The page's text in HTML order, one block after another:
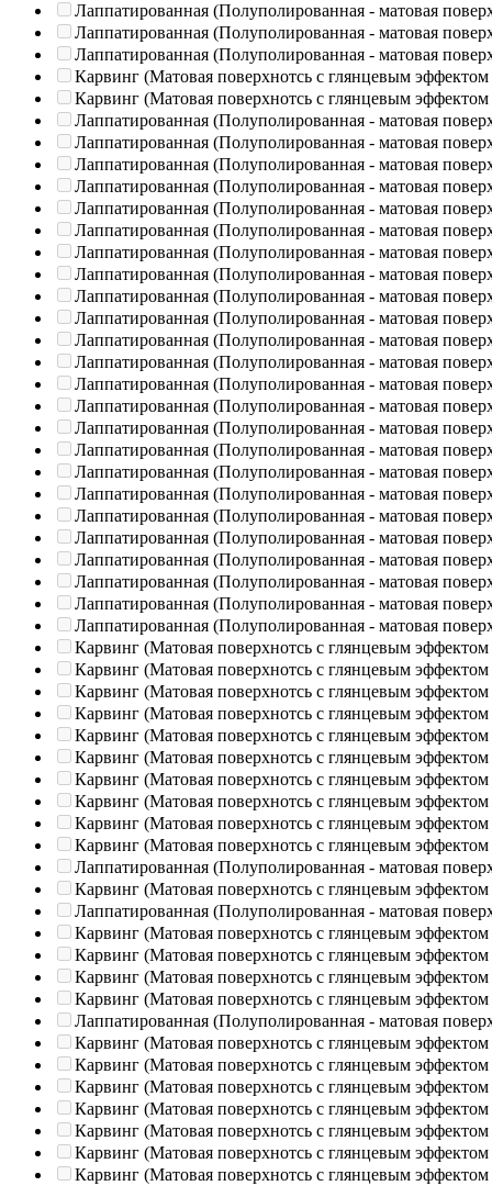
Лаппатированная (Полуполированная - матовая
Лаппатированная (Полуполированная - матовая
Лаппатированная (Полуполированная - матовая
Карвинг (Матовая поверхнотсь с глянцевым эффектом
Карвинг (Матовая поверхнотсь с глянцевым эффектом
Лаппатированная (Полуполированная - матовая
Лаппатированная (Полуполированная - матовая
Лаппатированная (Полуполированная - матовая
Лаппатированная (Полуполированная - матовая
Лаппатированная (Полуполированная - матовая
Лаппатированная (Полуполированная - матовая
Лаппатированная (Полуполированная - матовая
Лаппатированная (Полуполированная - матовая
Лаппатированная (Полуполированная - матовая
Лаппатированная (Полуполированная - матовая
Лаппатированная (Полуполированная - матовая
Лаппатированная (Полуполированная - матовая
Лаппатированная (Полуполированная - матовая
Лаппатированная (Полуполированная - матовая
Лаппатированная (Полуполированная - матовая
Лаппатированная (Полуполированная - матовая
Лаппатированная (Полуполированная - матовая
Лаппатированная (Полуполированная - матовая
Лаппатированная (Полуполированная - матовая
Лаппатированная (Полуполированная - матовая
Лаппатированная (Полуполированная - матовая
Лаппатированная (Полуполированная - матовая
Лаппатированная (Полуполированная - матовая
Лаппатированная (Полуполированная - матовая
Карвинг (Матовая поверхнотсь с глянцевым эффектом
Карвинг (Матовая поверхнотсь с глянцевым эффектом
Карвинг (Матовая поверхнотсь с глянцевым эффектом
Карвинг (Матовая поверхнотсь с глянцевым эффектом
Карвинг (Матовая поверхнотсь с глянцевым эффектом
Карвинг (Матовая поверхнотсь с глянцевым эффектом
Карвинг (Матовая поверхнотсь с глянцевым эффектом
Карвинг (Матовая поверхнотсь с глянцевым эффектом
Карвинг (Матовая поверхнотсь с глянцевым эффектом
Карвинг (Матовая поверхнотсь с глянцевым эффектом
Лаппатированная (Полуполированная - матовая
Карвинг (Матовая поверхнотсь с глянцевым эффектом
Лаппатированная (Полуполированная - матовая
Карвинг (Матовая поверхнотсь с глянцевым эффектом
Карвинг (Матовая поверхнотсь с глянцевым эффектом
Карвинг (Матовая поверхнотсь с глянцевым эффектом
Карвинг (Матовая поверхнотсь с глянцевым эффектом
Лаппатированная (Полуполированная - матовая
Карвинг (Матовая поверхнотсь с глянцевым эффектом
Карвинг (Матовая поверхнотсь с глянцевым эффектом
Карвинг (Матовая поверхнотсь с глянцевым эффектом
Карвинг (Матовая поверхнотсь с глянцевым эффектом
Карвинг (Матовая поверхнотсь с глянцевым эффектом
Карвинг (Матовая поверхнотсь с глянцевым эффектом
Карвинг (Матовая поверхнотсь с глянцевым эффектом